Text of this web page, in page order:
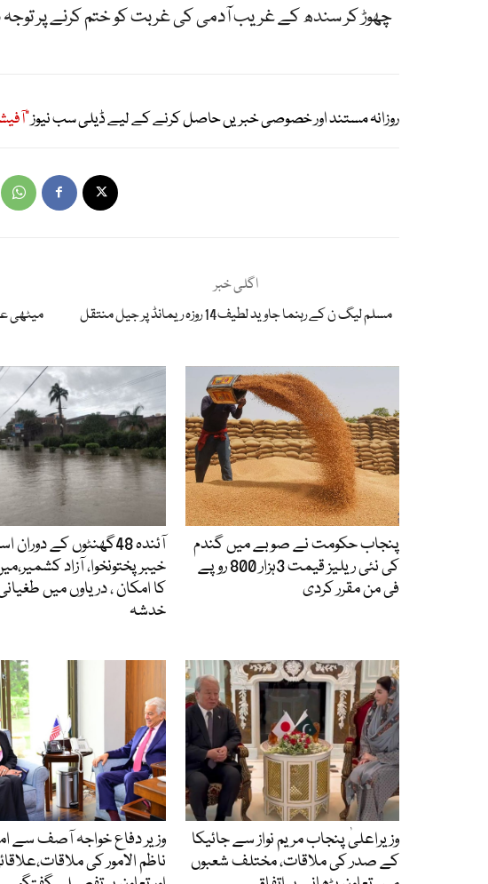
چھوڑ کر سندھ کے غریب آدمی کی غربت کو ختم کرنے پر
روزانہ مستند اور خصوصی خبریں حاصل کرنے کے لیے ڈیلی سب نیوز
میٹھی
اگلی خبر
مسلم لیگ ن کے رہنما جاوید لطیف14 روزہ ریمانڈ پر جیل منتقل
آئندہ 48گھنٹوں کے دوران
خیبرپختونخوا، آزاد
کا امکان ، دریاوں میں
خدشہ
پنجاب حکومت نے صوبے میں گندم
کی نئی ریلیز قیمت 3ہزار 800 روپے
فی من مقرر کردی
وزیر دفاع خواجہ آصف سے
ناظم الامور کی
وزیراعلیٰ پنجاب مریم نواز سے جائیکا
کے صدر کی ملاقات، مختلف شعبوں